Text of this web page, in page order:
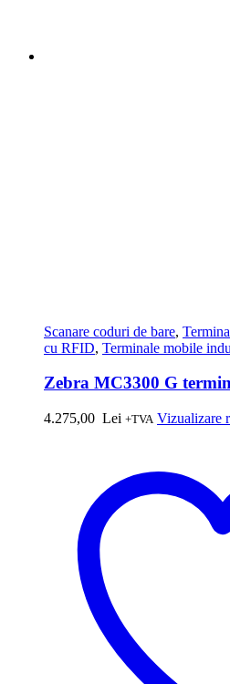
Scanare coduri de bare,
cu RFID, Terminale mobile
Zebra MC3300 G
4.275,00 Lei +TVA Vizualizare